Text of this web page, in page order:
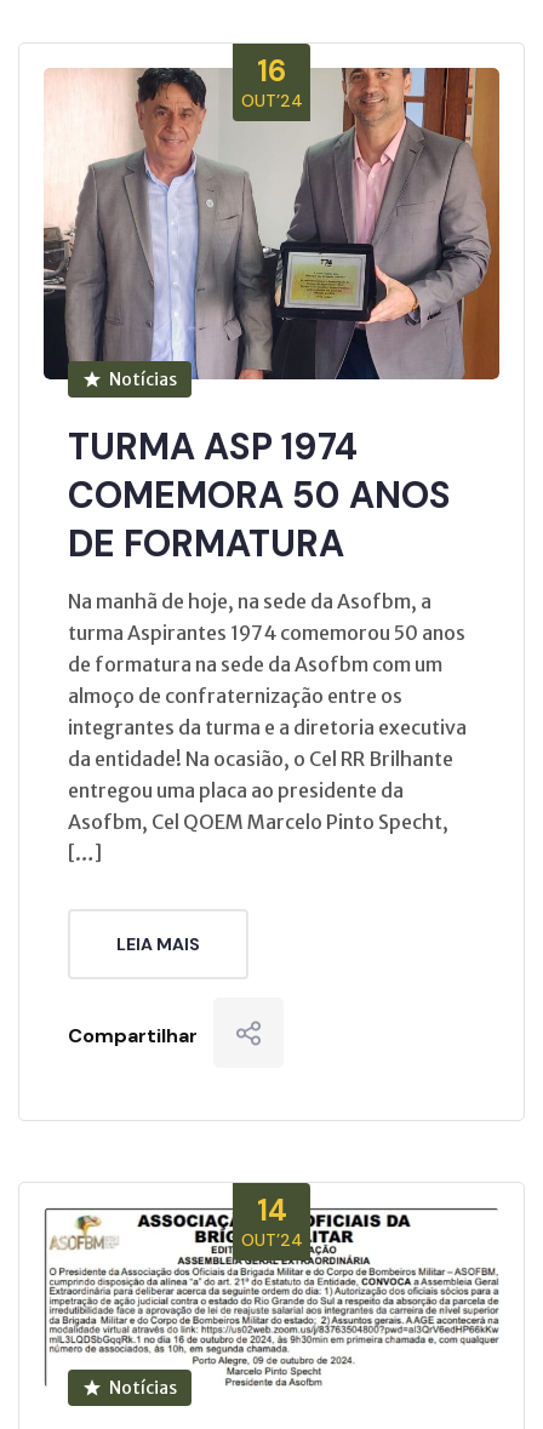
16
OUT’24
Notícias
TURMA ASP 1974
COMEMORA 50 ANOS
DE FORMATURA
Na manhã de hoje, na sede da Asofbm, a
turma Aspirantes 1974 comemorou 50 anos
de formatura na sede da Asofbm com um
almoço de confraternização entre os
integrantes da turma e a diretoria executiva
da entidade! Na ocasião, o Cel RR Brilhante
entregou uma placa ao presidente da
Asofbm, Cel QOEM Marcelo Pinto Specht,
[…]
LEIA MAIS
Compartilhar
14
OUT’24
Notícias